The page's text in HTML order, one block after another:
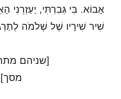
אָבוֹא. בִּי גְּבִרְתִּי, יַעַזְרֵנִי הָאֵל
שִׁיר שִׁירָיו שֶׁל שְׁלֹמֹה
[שניהם
מסך]